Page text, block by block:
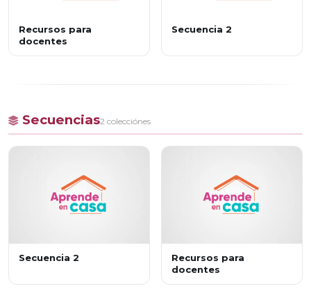
Recursos para
docentes
Secuencia 2
Secuencias2 colecciónes
Secuencia 2
Recursos para
docentes